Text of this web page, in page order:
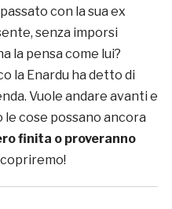
con la sua ex
senza imporsi
la pensa come lui?
la Enardu ha detto di
Vuole andare avanti e
le cose possano ancora
finita o proveranno